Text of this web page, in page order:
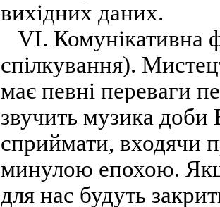
вихідних даних.
VІ. Комунікативна
спілкування).
має певні переваги
звучить музика доби
сприймати, входячи
минулою епохою.
для нас будуть